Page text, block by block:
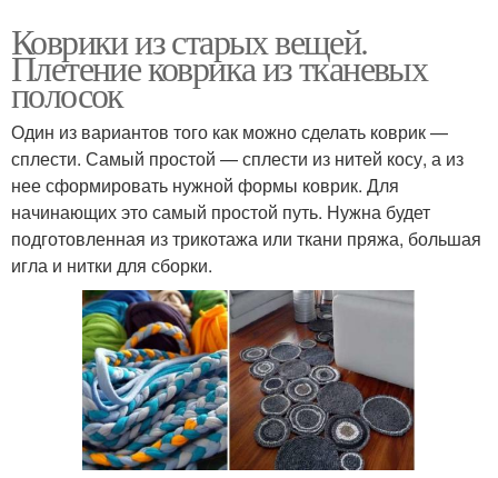
Коврики из старых вещей.
Плетение коврика из тканевых
полосок
Один из вариантов того как можно сделать коврик —
сплести. Самый простой — сплести из нитей косу, а из
нее сформировать нужной формы коврик. Для
начинающих это самый простой путь. Нужна будет
подготовленная из трикотажа или ткани пряжа, большая
игла и нитки для сборки.